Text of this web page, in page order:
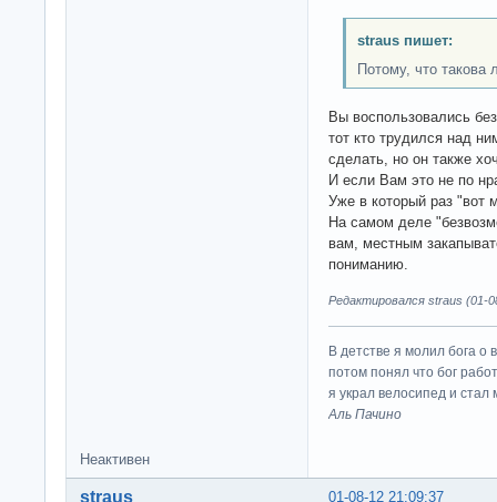
straus пишет:
Потому, что такова
Вы воспользовались
тот кто трудился над
сделать, но он также
И если Вам это не по
Уже в который раз "вот
На самом деле
вам, местным
пониманию.
Редактировался straus (01-
В детстве я молил бога о
потом понял что бог
я украл велосипед и стал
Аль Пачино
Неактивен
01-08-12 21:09:37
straus